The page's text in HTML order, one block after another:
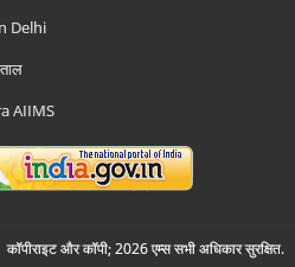
Delhi
AIIMS
कॉपीराइट और कॉपी; 2026 एम्स सभी अधिकार सुरक्षित.